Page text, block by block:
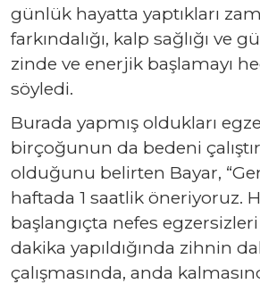
günlük hayatta yaptıkları
farkındalığı, kalp sağlığı ve
zinde ve enerjik başlamayı
söyledi.
Burada yapmış oldukları
birçoğunun da bedeni
olduğunu belirten Bayar,
haftada 1 saatlik öneriyoruz.
başlangıçta nefes
dakika yapıldığında zihnin
çalışmasında, anda